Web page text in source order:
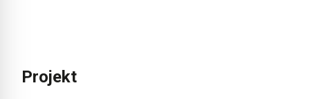
Projekt